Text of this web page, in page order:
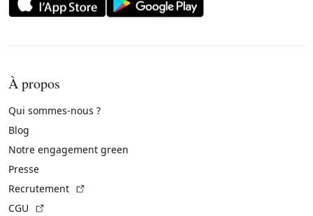
À propos
Qui sommes-nous ?
Blog
Notre engagement green
Presse
Recrutement
CGU